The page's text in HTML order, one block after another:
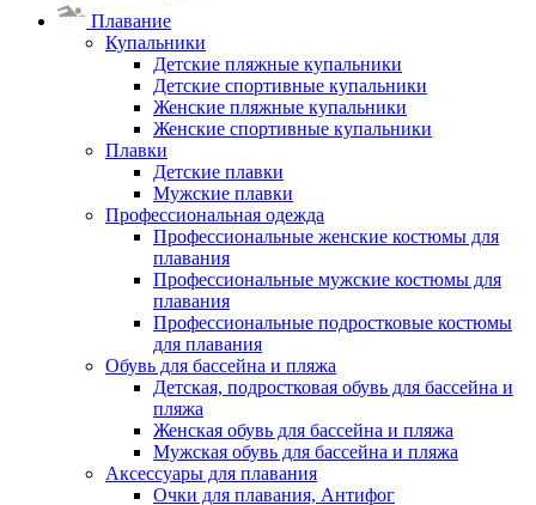
Плавание
Купальники
Детские пляжные купальники
Детские спортивные купальники
Женские пляжные купальники
Женские спортивные купальники
Плавки
Детские плавки
Мужские плавки
Профессиональная одежда
Профессиональные женские костюмы для
плавания
Профессиональные мужские костюмы для
плавания
Профессиональные подростковые костюмы
для плавания
Обувь для бассейна и пляжа
Детская, подростковая обувь для бассейна и
пляжа
Женская обувь для бассейна и пляжа
Мужская обувь для бассейна и пляжа
Аксессуары для плавания
Очки для плавания, Антифог